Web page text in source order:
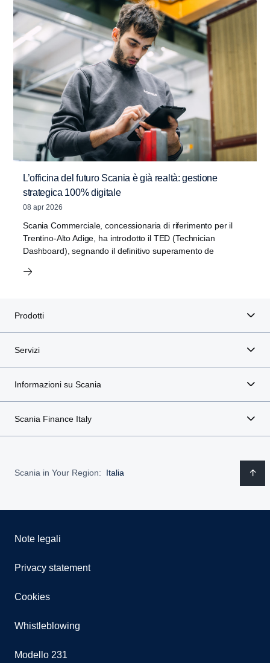
L’officina del futuro Scania è già realtà: gestione
strategica 100% digitale
08 apr 2026
Scania Commerciale, concessionaria di riferimento per il
Trentino-Alto Adige, ha introdotto il TED (Technician
Dashboard), segnando il definitivo superamento de
Prodotti
Servizi
Informazioni su Scania
Scania Finance Italy
Scania in Your Region: Italia
Note legali
Privacy statement
Cookies
Whistleblowing
Modello 231